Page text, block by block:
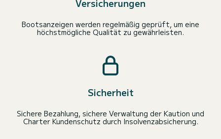
Versicherungen
Bootsanzeigen werden regelmäßig geprüft, um eine
höchstmögliche Qualität zu gewährleisten.
Sicherheit
Sichere Bezahlung, sichere Verwaltung der Kaution und
Charter Kundenschutz durch Insolvenzabsicherung.